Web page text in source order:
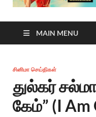
MAIN MENU
சினிமா செய்திகள்
துல்கர்
கேம்” (I Am